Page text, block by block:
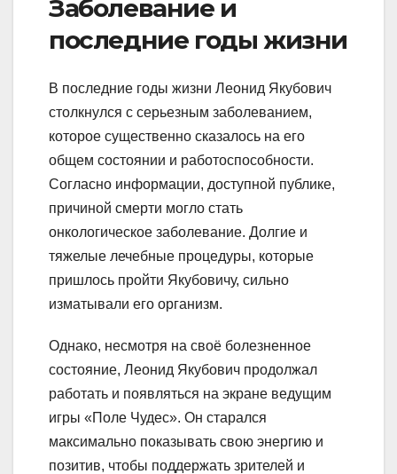
Заболевание и
последние годы жизни
В последние годы жизни Леонид Якубович
столкнулся с серьезным заболеванием,
которое существенно сказалось на его
общем состоянии и работоспособности.
Согласно информации, доступной публике,
причиной смерти могло стать
онкологическое заболевание. Долгие и
тяжелые лечебные процедуры, которые
пришлось пройти Якубовичу, сильно
изматывали его организм.
Однако, несмотря на своё болезненное
состояние, Леонид Якубович продолжал
работать и появляться на экране ведущим
игры «Поле Чудес». Он старался
максимально показывать свою энергию и
позитив, чтобы поддержать зрителей и